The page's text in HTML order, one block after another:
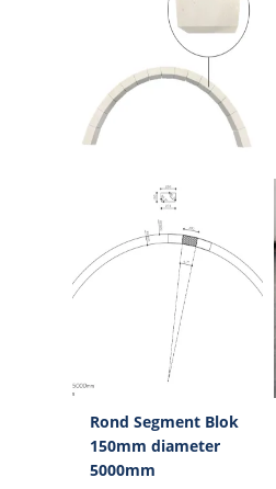
Rond Segment Blok
150mm diameter
5000mm